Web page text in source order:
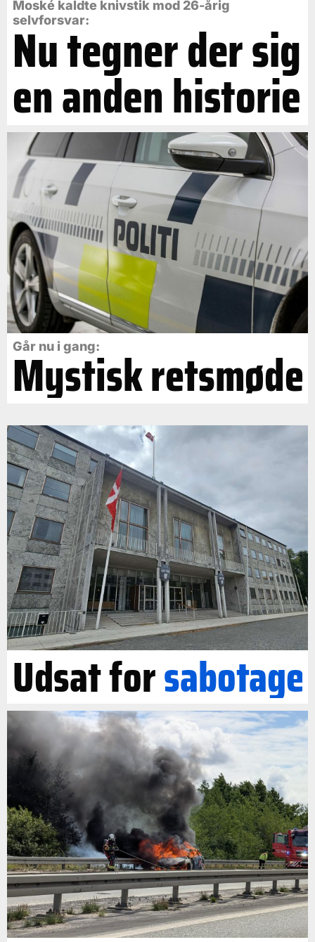
Moské kaldte knivstik mod 26-årig
selvforsvar:
Nu tegner der sig
en anden historie
Går nu i gang:
Mystisk retsmøde
Udsat forsabotage